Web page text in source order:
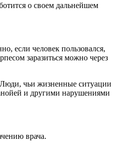
о своем дальнейшем
если человек пользовался,
заразиться можно через
Люди, чьи жизненные ситуации
и другими нарушениями
врача.